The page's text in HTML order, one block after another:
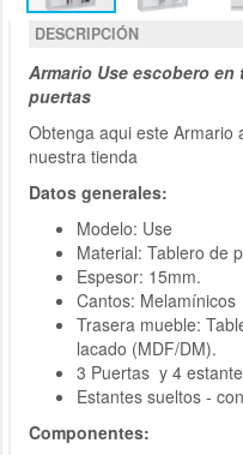
DESCRIPCIÓN
Armario Use escobero
puertas
Obtenga aqui este Armario
nuestra tienda
Datos generales:
Modelo: Use
Material: Tablero de
Espesor: 15mm.
Cantos: Melamínicos
Trasera mueble:
lacado (MDF/DM).
3 Puertas y 4
Estantes sueltos -
Componentes: